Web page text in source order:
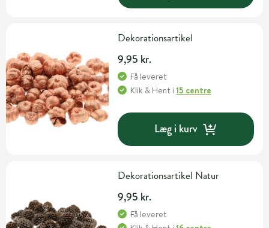
Dekorationsartikel
9,95 kr.
Få leveret
Klik & Hent i15 centre
Læg i kurv
Dekorationsartikel Natur
9,95 kr.
Få leveret